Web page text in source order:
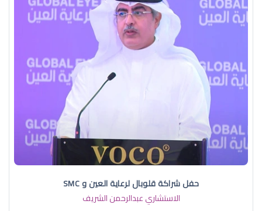
حفل شراكة قلوبال لرعاية العين و SMC
الاستشاري عبدالرحمن الشريف